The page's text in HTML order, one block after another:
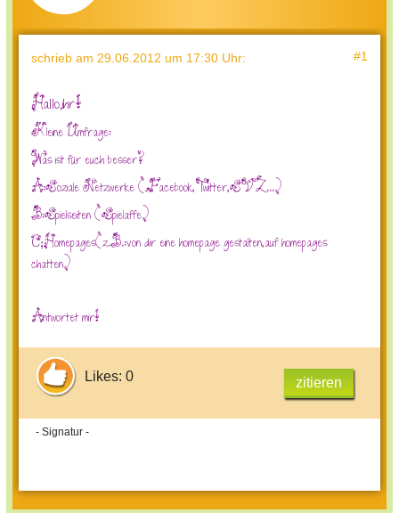
schrieb am 29.06.2012 um 17:30 Uhr: #1
Hallo,ihr!
Kleine Umfrage:
Was ist für euch besser?
A:Soziale Netzwerke (Facebook,Twitter,SVZ...)
B:Spielseiten (Spielaffe)
C;Homepages(z.B.:von dir eine homepage gestalten,auf homepages
chatten)
Antwortet mir!
Likes: 0 zitieren
- Signatur -